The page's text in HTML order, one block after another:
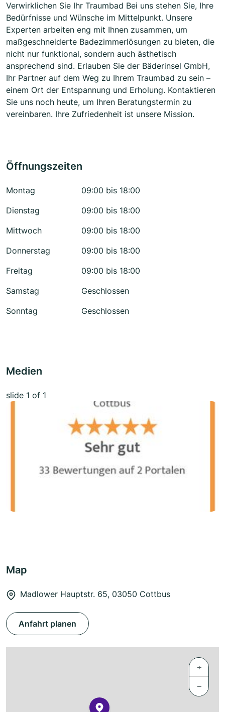
Verwirklichen Sie Ihr Traumbad Bei uns stehen Sie, Ihre
Bedürfnisse und Wünsche im Mittelpunkt. Unsere
Experten arbeiten eng mit Ihnen zusammen, um
maßgeschneiderte Badezimmerlösungen zu bieten, die
nicht nur funktional, sondern auch ästhetisch
ansprechend sind. Erlauben Sie der Bäderinsel GmbH,
Ihr Partner auf dem Weg zu Ihrem Traumbad zu sein –
einem Ort der Entspannung und Erholung. Kontaktieren
Sie uns noch heute, um Ihren Beratungstermin zu
vereinbaren. Ihre Zufriedenheit ist unsere Mission.
Öffnungszeiten
Montag
09:00 bis 18:00
Dienstag
09:00 bis 18:00
Mittwoch
09:00 bis 18:00
Donnerstag
09:00 bis 18:00
Freitag
09:00 bis 18:00
Samstag
Geschlossen
Sonntag
Geschlossen
Medien
slide 1 of 1
Map
Madlower Hauptstr. 65, 03050 Cottbus
Anfahrt planen
+
−